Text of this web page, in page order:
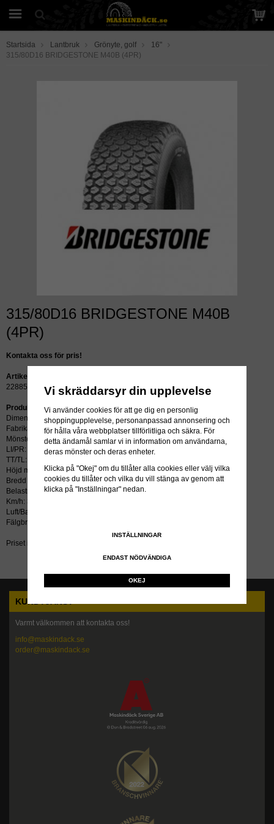
Startsida Lantbruk Grönyte, golf
16"
315/80D16 BRIDGESTONE M40B (4PR)
315/80D16 BRIDGESTONE M40B
(4PR)
Kontakta oss för pris!
Artikelnummer:
22885
Produktbeskrivning:
Dimension: 315/80D16
Fabrikat: BRIDGESTONE
Mönster: M40B
LI/PR: 4
TT/TL: TL (slang krävs ej)
Höjd mm: 910
Bredd mm: 316
Belastning kg: 685
Km/h: 30
Luft/Bar: 1.0
Fälgbredd tum: 12
Priset inkluderar återvinningsavgift!
KUNDTJÄNST
Varmt välkommen att kontakta oss!
info@maskindack.se
order@maskindack.se
Vi skräddarsyr din upplevelse
Vi använder cookies för att ge dig en personlig
shoppingupplevelse, personanpassad annonsering och
för hålla våra webbplatser tillförlitliga och säkra. För
detta ändamål samlar vi in information om användarna,
deras mönster och deras enheter.
Klicka på "Okej" om du tillåter alla cookies eller välj vilka
cookies du tillåter och vilka du vill stänga av genom att
klicka på "Inställningar" nedan.
INSTÄLLNINGAR
ENDAST NÖDVÄNDIGA
OKEJ